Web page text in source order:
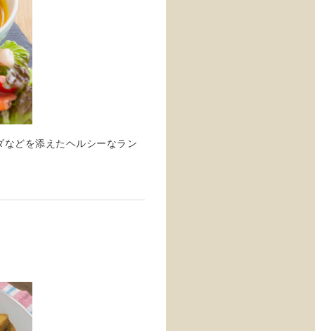
どを添えたヘルシーなラン